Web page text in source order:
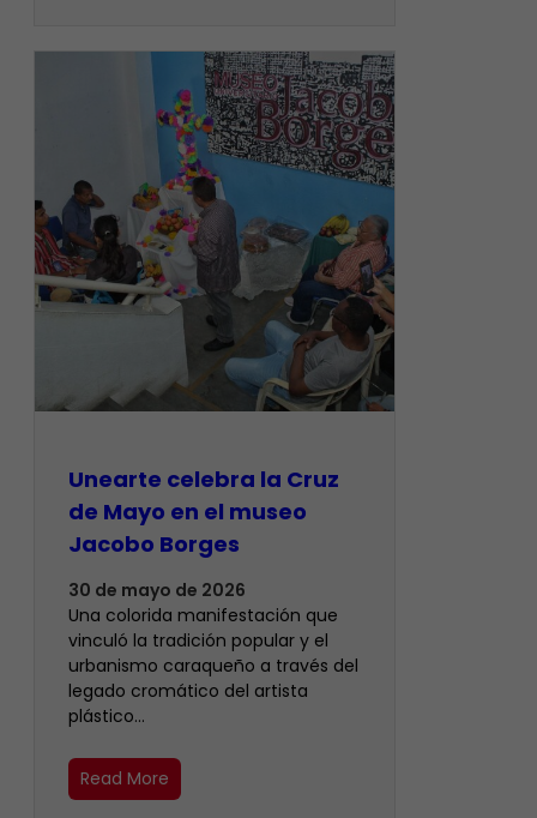
Unearte celebra la Cruz
de Mayo en el museo
Jacobo Borges
30 de mayo de 2026
Una colorida manifestación que
vinculó la tradición popular y el
urbanismo caraqueño a través del
legado cromático del artista
plástico…
Read More